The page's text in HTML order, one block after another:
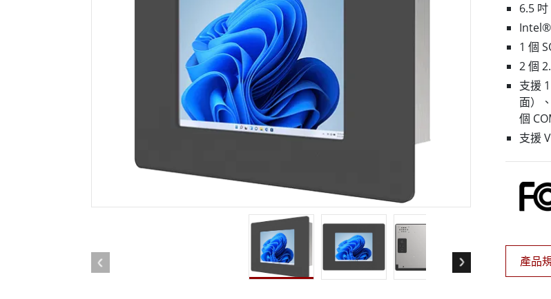
嵌入式解決方案
嵌入式電腦 / IP65 防水強固型電腦
工業物聯網閘道器
無線電閘道器
醫管等級
醫管等級強固型
醫管等級工業電腦
醫管等級顯示器
強固型機器人控制器
邊緣運算人工智慧移動電腦
石油和天然氣, ATEX等級
ATEX等級強固型平板電腦
ATEX等級強固型手持行動電腦
人工智慧電腦
邊緣運算人工智
邊緣運算人工智
邊緣運算人工智
6.5
Intel®
1 個
2 個
支援
面）
個
支援
產品